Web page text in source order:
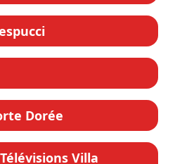
Dorée
Villa